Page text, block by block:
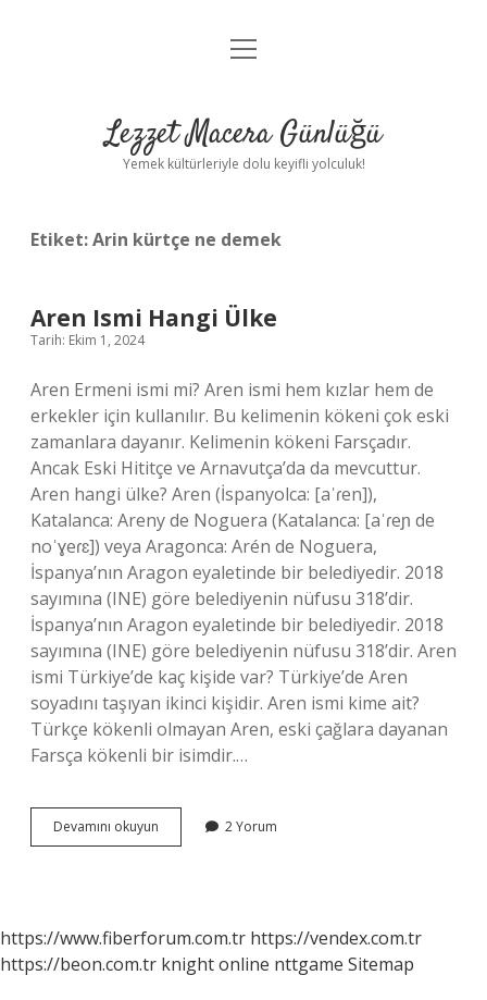
Anasayfa
Yasal Uyarı
menüyü
Lezzet Macera Günlüğü
Yemek kültürleriyle dolu keyifli yolculuk!
Etiket:Arin kürtçe ne demek
Aren Ismi Hangi Ülke
Tarih: Ekim 1, 2024
Aren Ermeni ismi mi? Aren ismi hem kızlar hem de
erkekler için kullanılır. Bu kelimenin kökeni çok eski
zamanlara dayanır. Kelimenin kökeni Farsçadır.
Ancak Eski Hititçe ve Arnavutça’da da mevcuttur.
Aren hangi ülke? Aren (İspanyolca: [aˈɾen]),
Katalanca: Areny de Noguera (Katalanca: [aˈɾeɲ de
noˈɣeɾɛ]) veya Aragonca: Arén de Noguera,
İspanya’nın Aragon eyaletinde bir belediyedir. 2018
sayımına (INE) göre belediyenin nüfusu 318’dir.
İspanya’nın Aragon eyaletinde bir belediyedir. 2018
sayımına (INE) göre belediyenin nüfusu 318’dir. Aren
ismi Türkiye’de kaç kişide var? Türkiye’de Aren
soyadını taşıyan ikinci kişidir. Aren ismi kime ait?
Türkçe kökenli olmayan Aren, eski çağlara dayanan
Farsça kökenli bir isimdir.…
Devamını okuyun
Ismi
2 Yorum
https://www.fiberforum.com.tr https://vendex.com.tr
https://beon.com.tr knight online nttgame Sitemap